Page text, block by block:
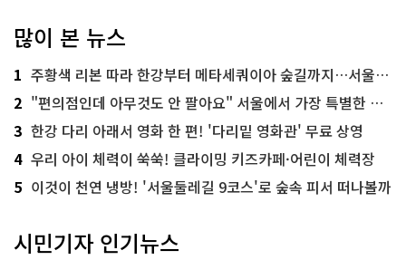
많이 본 뉴스
1 주황색 리본 따라 한강부터 메타세쿼이아 숲길까지…서울둘레길 15코스
2 "편의점인데 아무것도 안 팔아요" 서울에서 가장 특별한 편의점의 정체
3 한강 다리 아래서 영화 한 편! '다리밑 영화관' 무료 상영
4 우리 아이 체력이 쑥쑥! 클라이밍 키즈카페·어린이 체력장
5 이것이 천연 냉방! '서울둘레길 9코스'로 숲속 피서 떠나볼까
시민기자 인기뉴스